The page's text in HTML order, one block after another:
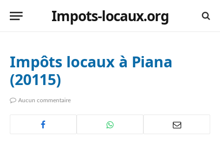
Impots-locaux.org
Impôts locaux à Piana
(20115)
Aucun commentaire